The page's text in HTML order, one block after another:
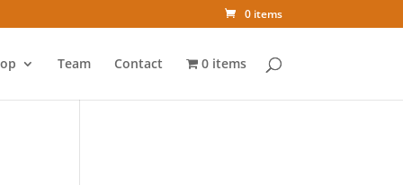
0 items
Team Contact 0 items